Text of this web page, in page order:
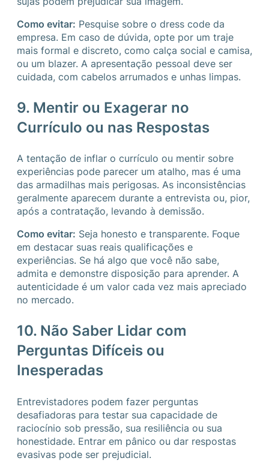
Como evitar: Pesquise sobre o dress code da
empresa. Em caso de dúvida, opte por um traje
mais formal e discreto, como calça social e camisa,
ou um blazer. A apresentação pessoal deve ser
cuidada, com cabelos arrumados e unhas limpas.
9. Mentir ou Exagerar no
Currículo ou nas Respostas
A tentação de inflar o currículo ou mentir sobre
experiências pode parecer um atalho, mas é uma
das armadilhas mais perigosas. As inconsistências
geralmente aparecem durante a entrevista ou, pior,
após a contratação, levando à demissão.
Como evitar: Seja honesto e transparente. Foque
em destacar suas reais qualificações e
experiências. Se há algo que você não sabe,
admita e demonstre disposição para aprender. A
autenticidade é um valor cada vez mais apreciado
no mercado.
10. Não Saber Lidar com
Perguntas Difíceis ou
Inesperadas
Entrevistadores podem fazer perguntas
desafiadoras para testar sua capacidade de
raciocínio sob pressão, sua resiliência ou sua
honestidade. Entrar em pânico ou dar respostas
evasivas pode ser prejudicial.